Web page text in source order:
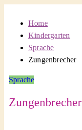
Home
Kindergarten
Sprache
Zungenbrecher
Sprache
Zungenbrecher